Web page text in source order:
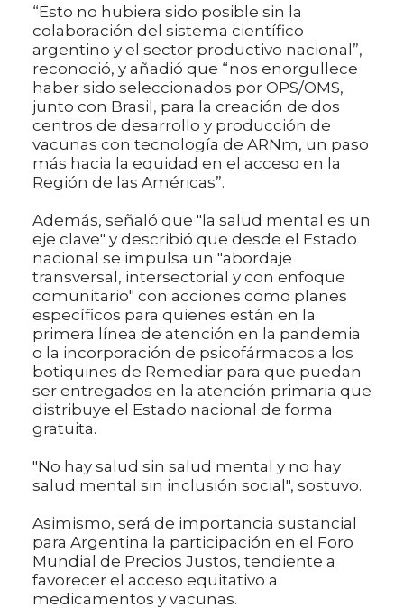
“Esto no hubiera sido posible sin la
colaboración del sistema científico
argentino y el sector productivo nacional”,
reconoció, y añadió que “nos enorgullece
haber sido seleccionados por OPS/OMS,
junto con Brasil, para la creación de dos
centros de desarrollo y producción de
vacunas con tecnología de ARNm, un paso
más hacia la equidad en el acceso en la
Región de las Américas”.
Además, señaló que "la salud mental es un
eje clave" y describió que desde el Estado
nacional se impulsa un "abordaje
transversal, intersectorial y con enfoque
comunitario" con acciones como planes
específicos para quienes están en la
primera línea de atención en la pandemia
o la incorporación de psicofármacos a los
botiquines de Remediar para que puedan
ser entregados en la atención primaria que
distribuye el Estado nacional de forma
gratuita.
"No hay salud sin salud mental y no hay
salud mental sin inclusión social", sostuvo.
Asimismo, será de importancia sustancial
para Argentina la participación en el Foro
Mundial de Precios Justos, tendiente a
favorecer el acceso equitativo a
medicamentos y vacunas.